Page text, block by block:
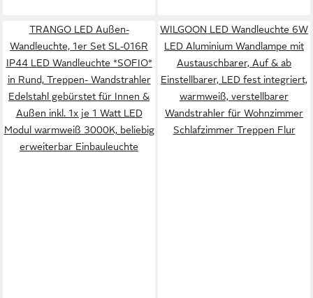
TRANGO LED Außen-
Wandleuchte, 1er Set SL-016R
IP44 LED Wandleuchte *SOFIO*
in Rund, Treppen- Wandstrahler
Edelstahl gebürstet für Innen &
Außen inkl. 1x je 1 Watt LED
Modul warmweiß 3000K, beliebig
erweiterbar Einbauleuchte
WILGOON LED Wandleuchte 6W
LED Aluminium Wandlampe mit
Austauschbarer, Auf & ab
Einstellbarer, LED fest integriert,
warmweiß, verstellbarer
Wandstrahler für Wohnzimmer
Schlafzimmer Treppen Flur